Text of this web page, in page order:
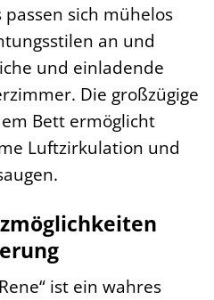
passen sich mühelos
an und
und einladende
Die großzügige
Bett ermöglicht
Luftzirkulation und
ist ein wahres